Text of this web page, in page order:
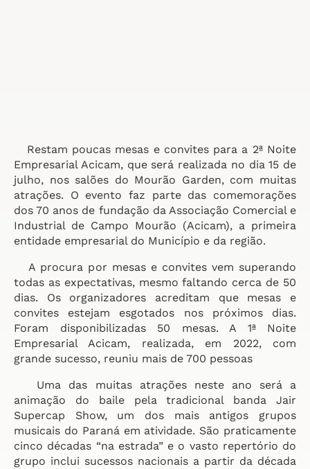
Restam poucas mesas e convites para a 2ª Noite
Empresarial Acicam, que será realizada no dia 15 de
julho, nos salões do Mourão Garden, com muitas
atrações. O evento faz parte das comemorações
dos 70 anos de fundação da Associação Comercial e
Industrial de Campo Mourão (Acicam), a primeira
entidade empresarial do Município e da região.
A procura por mesas e convites vem superando
todas as expectativas, mesmo faltando cerca de 50
dias. Os organizadores acreditam que mesas e
convites estejam esgotados nos próximos dias.
Foram disponibilizadas 50 mesas. A 1ª Noite
Empresarial Acicam, realizada, em 2022, com
grande sucesso, reuniu mais de 700 pessoas
Uma das muitas atrações neste ano será a
animação do baile pela tradicional banda Jair
Supercap Show, um dos mais antigos grupos
musicais do Paraná em atividade. São praticamente
cinco décadas “na estrada” e o vasto repertório do
grupo inclui sucessos nacionais a partir da década